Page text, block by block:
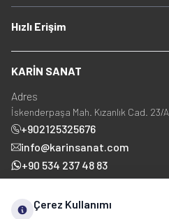
Hızlı Erişim
KARİN SANAT
Adres
İskenderpaşa Mah. Kızanlık Cad. 23/A
+902125325676
info@karinsanat.com
+90 534 237 48 83
Çerez Kullanımı